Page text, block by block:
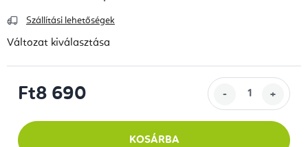
Szállítási lehetőségek
Változat kiválasztása
Ft8 690
KOSÁRBA